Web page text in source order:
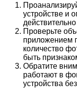
устройстве и
Проверьте
приложением
количество
быть
Обратите
работают в
устройства